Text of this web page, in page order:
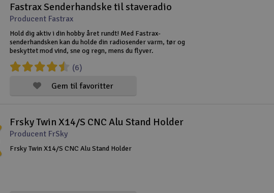
Fastrax Senderhandske til staveradio
Producent Fastrax
Hold dig aktiv i din hobby året rundt! Med Fastrax-
senderhandsken kan du holde din radiosender varm, tør og
beskyttet mod vind, sne og regn, mens du flyver.
Gem til favoritter
(6)
Frsky Twin X14/S CNC Alu Stand Holder
Producent FrSky
Frsky Twin X14/S CNC Alu Stand Holder